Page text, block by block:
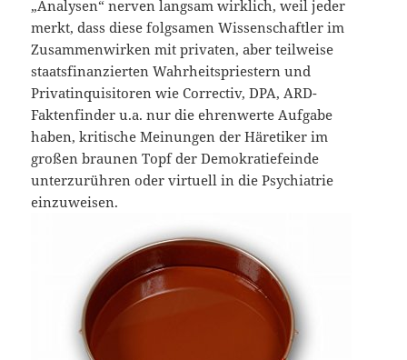
„Analysen“ nerven langsam wirklich, weil jeder
merkt, dass diese folgsamen Wissenschaftler im
Zusammenwirken mit privaten, aber teilweise
staatsfinanzierten Wahrheitspriestern und
Privatinquisitoren wie Correctiv, DPA, ARD-
Faktenfinder u.a. nur die ehrenwerte Aufgabe
haben, kritische Meinungen der Häretiker im
großen braunen Topf der Demokratiefeinde
unterzurühren oder virtuell in die Psychiatrie
einzuweisen.